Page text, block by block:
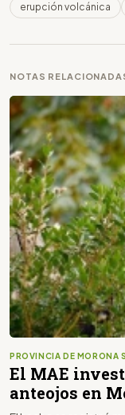
erupción volcánica
NOTAS
PROVINCIA DE MORONA
El MAE
anteojos en